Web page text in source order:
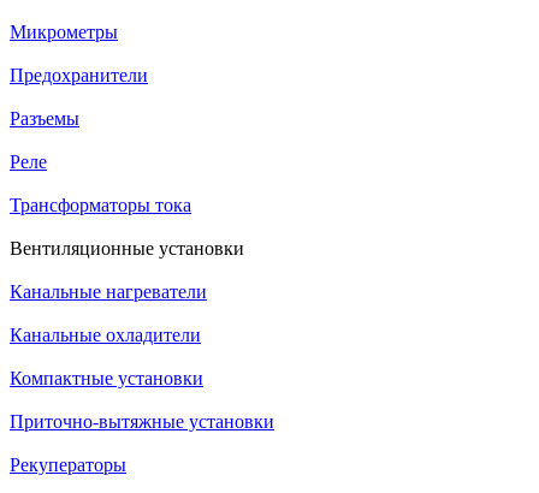
Микрометры
Предохранители
Разъемы
Реле
Трансформаторы тока
Вентиляционные установки
Канальные нагреватели
Канальные охладители
Компактные установки
Приточно-вытяжные установки
Рекуператоры